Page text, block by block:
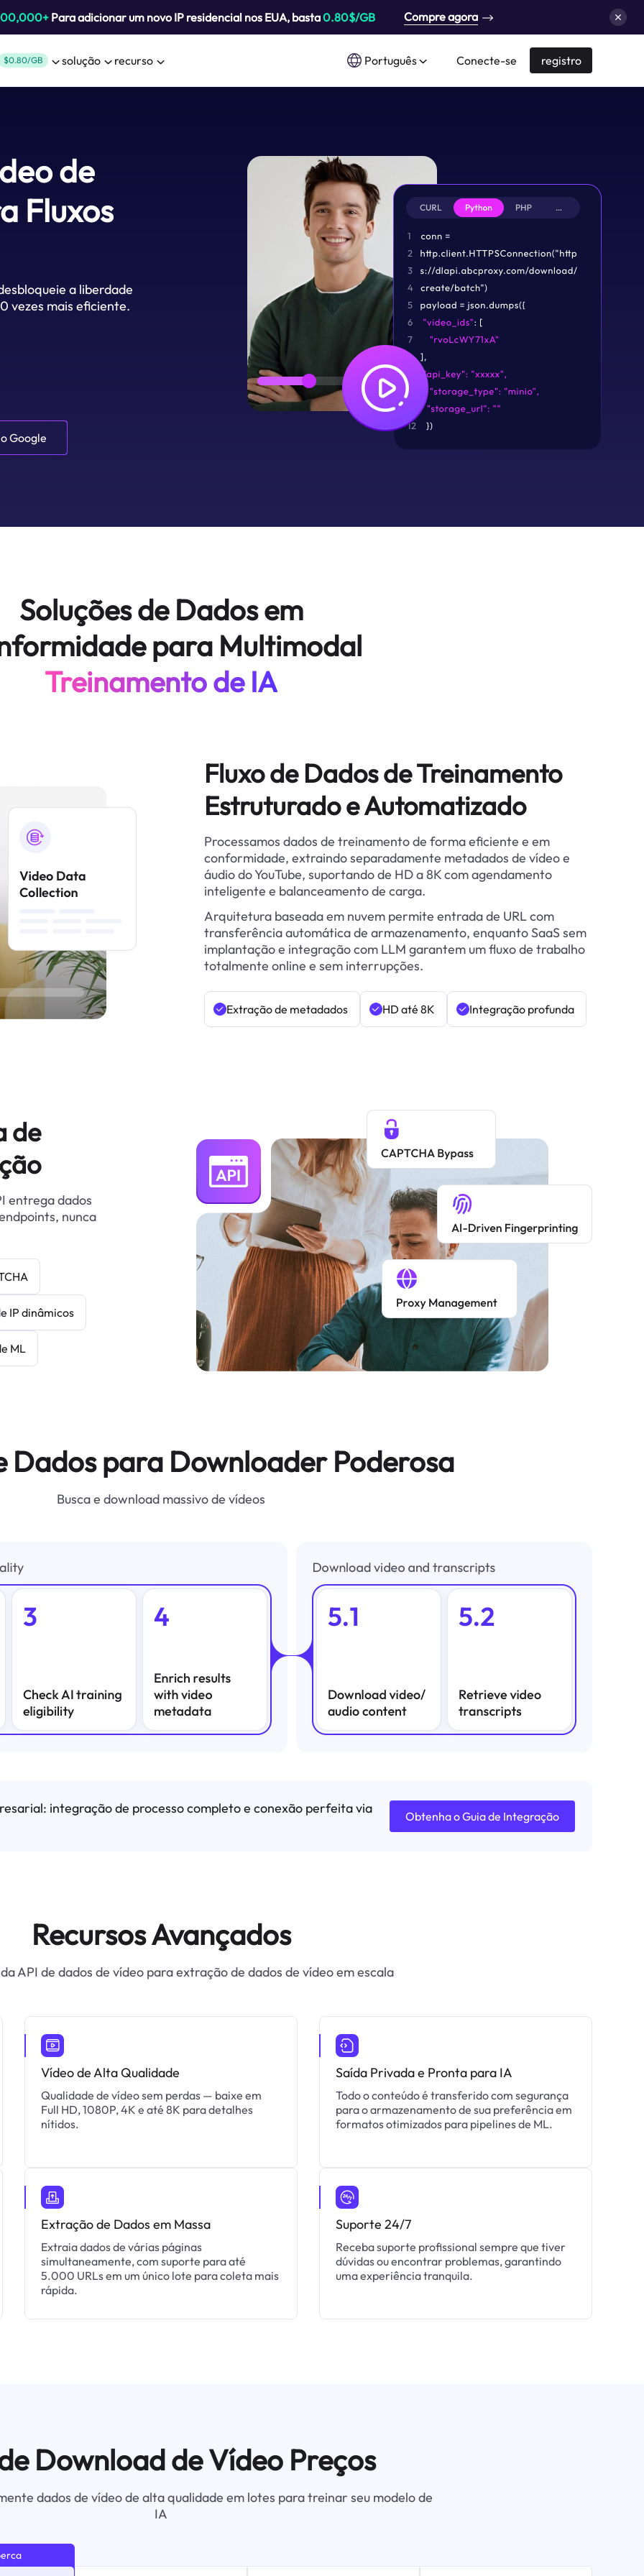
Para adicionar um novo IP residencial nos EUA, basta0.80$/GB Compre agora
$0.80/GB solução recurso Português Conecte-se registro
de
Fluxos
a liberdade
vezes mais eficiente.
Google
Soluções de Dados em
para Multimodal
Treinamento de IA
Fluxo de Dados de Treinamento
Estruturado e Automatizado
Processamos dados de treinamento de forma eficiente e em
conformidade, extraindo separadamente metadados de vídeo e
áudio do YouTube, suportando de HD a 8K com agendamento
inteligente e balanceamento de carga.
Arquitetura baseada em nuvem permite entrada de URL com
transferência automática de armazenamento, enquanto SaaS sem
implantação e integração com LLM garantem um fluxo de trabalho
totalmente online e sem interrupções.
Extração de metadados HD até 8K Integração profunda
de
entrega dados
nunca
IP dinâmicos
ML
Dados para Downloader Poderosa
Busca e download massivo de vídeos
integração de processo completo e conexão perfeita via Obtenha o Guia de Integração
Recursos Avançados
API de dados de vídeo para extração de dados de vídeo em escala
Vídeo de Alta Qualidade
Qualidade de vídeo sem perdas — baixe em
Full HD, 1080P, 4K e até 8K para detalhes
nítidos.
Saída Privada e Pronta para IA
Todo o conteúdo é transferido com segurança
para o armazenamento de sua preferência em
formatos otimizados para pipelines de ML.
Extração de Dados em Massa
Extraia dados de várias páginas
simultaneamente, com suporte para até
5.000 URLs em um único lote para coleta mais
rápida.
Suporte 24/7
Receba suporte profissional sempre que tiver
dúvidas ou encontrar problemas, garantindo
uma experiência tranquila.
Download de Vídeo Preços
dados de vídeo de alta qualidade em lotes para treinar seu modelo de
IA